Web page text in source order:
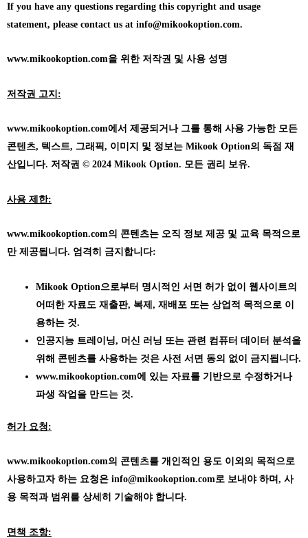
If you have any questions regarding this copyright and usage
statement, please contact us at info@mikookoption.com.
www.mikookoption.com을 위한 저작권 및 사용 성명
저작권 고지:
www.mikookoption.com에서 제공되거나 그를 통해 사용 가능한 모든
콘텐츠, 텍스트, 그래픽, 이미지 및 정보는 Mikook Option의 독점 재
산입니다. 저작권 © 2024 Mikook Option. 모든 권리 보유.
사용 제한:
www.mikookoption.com의 콘텐츠는 오직 정보 제공 및 교육 목적으로
만 제공됩니다. 엄격히 금지합니다:
Mikook Option으로부터 명시적인 서면 허가 없이 웹사이트의
어떠한 자료도 재출판, 복제, 재배포 또는 상업적 목적으로 이
용하는 것.
인공지능 트레이닝, 머신 러닝 또는 관련 컴퓨터 데이터 분석을
위해 콘텐츠를 사용하는 것은 사전 서면 동의 없이 금지됩니다.
www.mikookoption.com에
있는 자료를 기반으로 수정하거나
파생 작업을 만드는 것.
허가 요청:
www.mikookoption.com의 콘텐츠를 개인적인 용도 이외의 목적으로
사용하고자 하는 요청은 info@mikookoption.com로 보내야 하며, 사
용 목적과 범위를 상세히 기술해야 합니다.
면책 조항: